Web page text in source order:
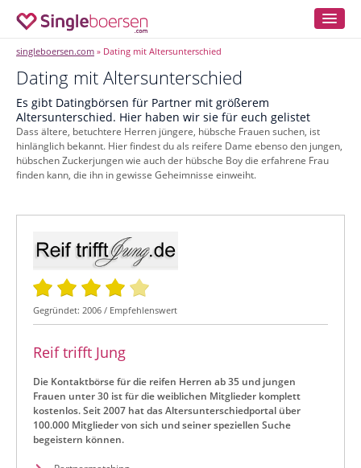
singleboersen.com » Dating mit Altersunterschied
Dating mit Altersunterschied
Es gibt Datingbörsen für Partner mit größerem
Altersunterschied. Hier haben wir sie für euch gelistet
Dass ältere, betuchtere Herren jüngere, hübsche Frauen suchen, ist
hinlänglich bekannt. Hier findest du als reifere Dame ebenso den jungen,
hübschen Zuckerjungen wie auch der hübsche Boy die erfahrene Frau
finden kann, die ihn in gewisse Geheimnisse einweiht.
Gegründet: 2006 / Empfehlenswert
Reif trifft Jung
Die Kontaktbörse für die reifen Herren ab 35 und jungen
Frauen unter 30 ist für die weiblichen Mitglieder komplett
kostenlos. Seit 2007 hat das Altersunterschiedportal über
100.000 Mitglieder von sich und seiner speziellen Suche
begeistern können.